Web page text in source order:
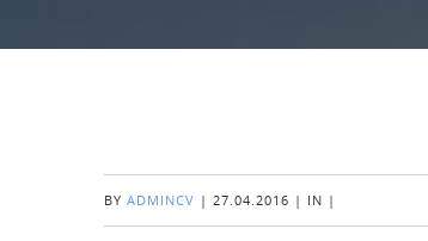
BY ADMINCV | 27.04.2016 | IN |